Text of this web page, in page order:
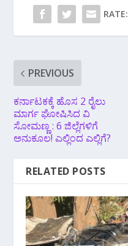
RATE:
PREVIOUS
ಕರ್ನಾಟಕಕ್ಕೆ ಹೊಸ 2 ರೈಲು
ಮಾರ್ಗ ಘೋಷಿಸಿದ ವಿ
ಸೋಮಣ್ಣ : 6 ಜಿಲ್ಲೆಗಳಿಗೆ
ಅನುಕೂಲ! ಎಲ್ಲಿಂದ ಎಲ್ಲಿಗೆ?
RELATED POSTS